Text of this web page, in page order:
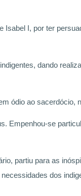
Isabel I, por ter
dando
ódio ao sacerdócio,
Empenhou-se
partiu para as
dos